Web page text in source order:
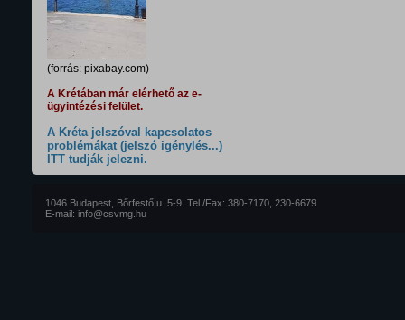
(forrás: pixabay.com)
A Krétában már elérhető az e-
ügyintézési felület.
A Kréta jelszóval kapcsolatos
problémákat (jelszó igénylés...)
ITT tudják jelezni.
1046 Budapest, Bőrfestő u. 5-9. Tel./Fax: 380-7170, 230-6679
E-mail: info@csvmg.hu